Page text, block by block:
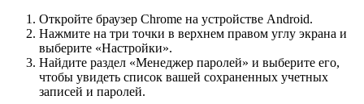
Откройте браузер Chrome на устройстве Android.
Нажмите на три точки в верхнем правом углу экрана и
выберите «Настройки».
Найдите раздел «Менеджер паролей» и выберите его,
чтобы увидеть список вашей сохраненных учетных
записей и паролей.